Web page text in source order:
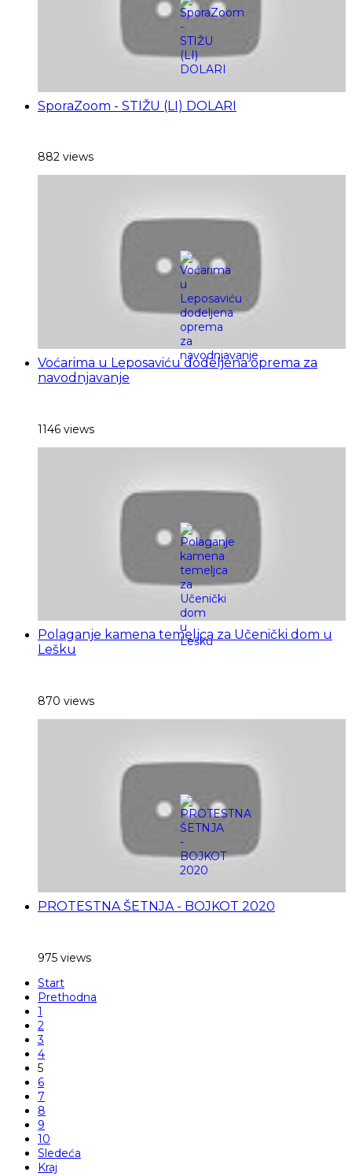
SporaZoom - STIŽU (LI) DOLARI
882 views
Voćarima u Leposaviću dodeljena oprema za
navodnjavanje
1146 views
Polaganje kamena temeljca za Učenički dom u
Lešku
870 views
PROTESTNA ŠETNJA - BOJKOT 2020
975 views
Start
Prethodna
1
2
3
4
5
6
7
8
9
10
Sledeća
Kraj